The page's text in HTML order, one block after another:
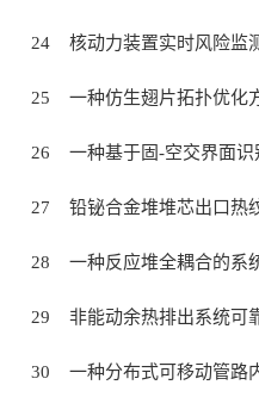
24 核动力装置实时风险监
25 一种仿生翅片拓扑优化
26 一种基于固-空交界面
27 铅铋合金堆堆芯出口热
28 一种反应堆全耦合的系
29 非能动余热排出系统可
30 一种分布式可移动管路